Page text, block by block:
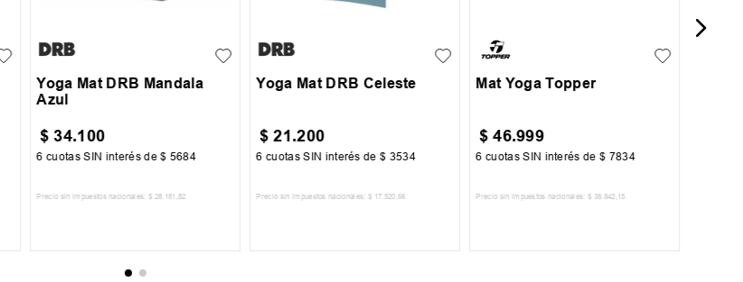
Yoga Mat DRB Mandala
Azul
$ 34.100
6 cuotas SIN interés de$ 5684
Precio sin impuestos nacionales: $ 28. 181 ,82
Yoga Mat DRB Celeste
$ 21.200
6 cuotas SIN interés de$ 3534
Precio sin impuestos nacionales: $ 17.520 ,66
Mat Yoga Topper
$ 46.999
6 cuotas SIN interés de$ 7834
Precio sin impuestos nacionales: $ 38.842 ,15